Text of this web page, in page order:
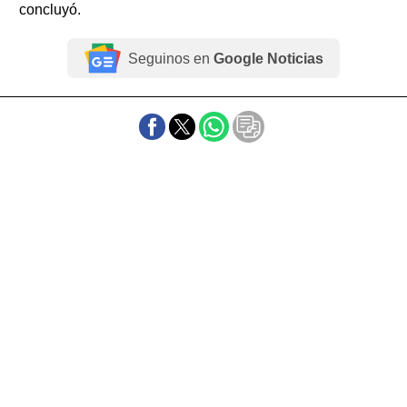
concluyó.
Seguinos en Google Noticias